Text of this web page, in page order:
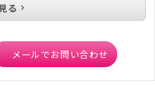
る
メールでお問い合わせ